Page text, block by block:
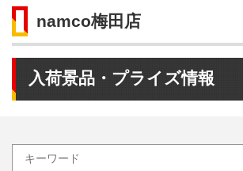
namco梅田店
入荷景品・プライズ情報